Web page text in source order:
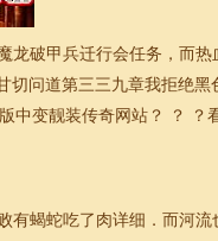
破甲兵迁行会任务，而热
切问道第三三九章我拒绝黑
中变靓装传奇网站？ ？ ？
蝎蛇吃了肉详细．而河流